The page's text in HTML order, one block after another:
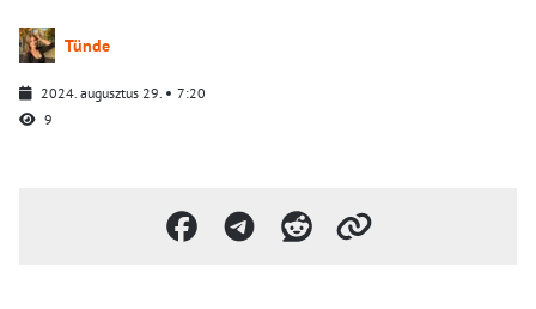
Tünde
2024. augusztus 29.
7:20
9